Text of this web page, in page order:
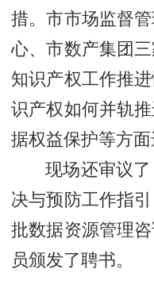
措。市市场监督
心、市数产集团
知识产权工作推
识产权如何并轨
据权益保护等方面
现场还审议
决与预防工作指
批数据资源管理
员颁发了聘书。